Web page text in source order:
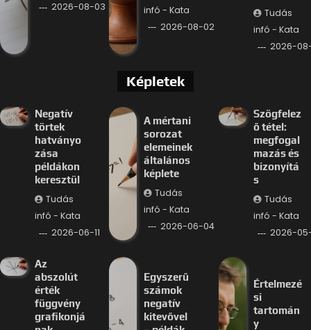
2026-08-03
infó - Kata
2026-08-02
Tudás
infó - Kata
2026-
Képletek
Negatív
törtek
hatványo
zása
példákon
keresztül
Tudás
infó - Kata
2026-06-11
A mértani
sorozat
elemeinek
általános
képlete
Tudás
infó - Kata
2026-06-04
Szögfelez
ő tétel:
megfogal
mazás és
bizonyítá
s
Tudás
infó - Kata
2026-
Az
abszolút
érték
függvény
grafikonjá
Egyszerű
számok
negatív
kitevővel
Értelmezé
si
tartomán
y